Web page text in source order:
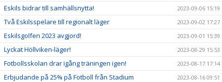
Eskils bidrar till samhällsnytta! 2023-09-06 15:19
Två Eskilsspelare till regionalt läger 2023-09-02 17:27
Eskilsgolfen 2023 avgjord! 2023-09-01 15:39
Lyckat Höllviken-läger! 2023-08-29 15:53
Fotbollsskolan drar igång träningen igen! 2023-08-17 17:14
Erbjudande på 25% på Fotboll från Stadium 2023-08-16 09:51